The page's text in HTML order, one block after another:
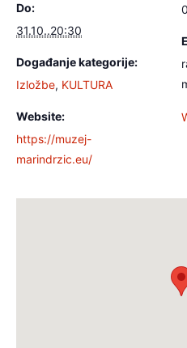
Do:
31.10..20:30
Događanje kategorije:
Izložbe, KULTURA
Website:
https://muzej-
marindrzic.eu/